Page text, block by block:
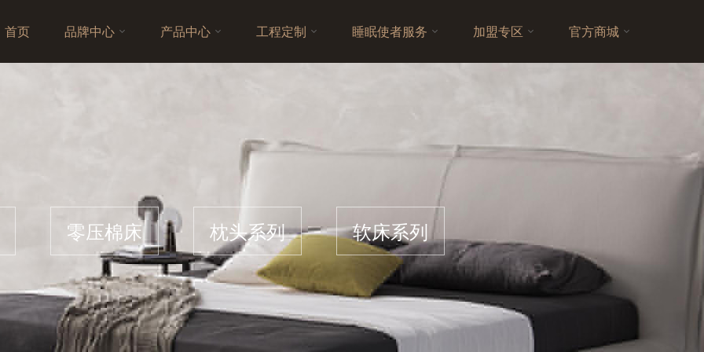
首页 品牌中心 产品中心 工程定制 睡眠使者服务 加盟专区 官方商城
零压棉床 枕头系列 软床系列